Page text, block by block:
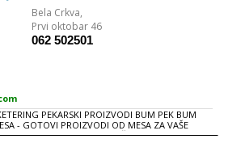
Bela Crkva,
Prvi oktobar 46
062 502501
PEKARSKI PROIZVODI BUM PEK BUM
- GOTOVI PROIZVODI OD MESA ZA VAŠE
MALA SREDNjA LESKOVAČKA GURMANSKA